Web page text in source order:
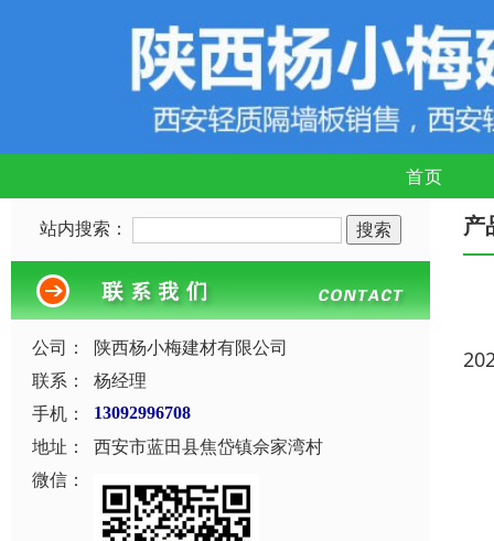
首页
站内搜索：
公司：
陕西杨小梅建材有限公司
联系：
杨经理
手机：
13092996708
地址：
西安市蓝田县焦岱镇佘家湾村
微信：
产